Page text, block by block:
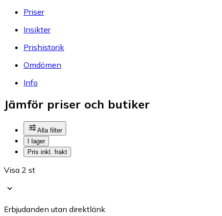
Priser
Insikter
Prishistorik
Omdömen
Info
Jämför priser och butiker
Alla filter
I lager
Pris inkl. frakt
Visa 2 st
Erbjudanden utan direktlänk